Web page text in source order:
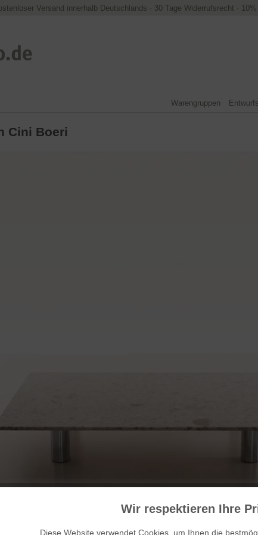
Versand innerhalb Deutschlands · 30 Tage Widerrufsrecht ·
Warengruppen
Cini Boeri
Wir respektieren Ihre
Diese Website verwendet Cookies, um Ihnen die